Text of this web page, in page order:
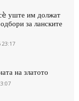
уште им должат
за ланските
23:17
на златото